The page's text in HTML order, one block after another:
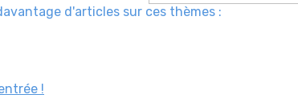
d'articles sur ces thèmes :